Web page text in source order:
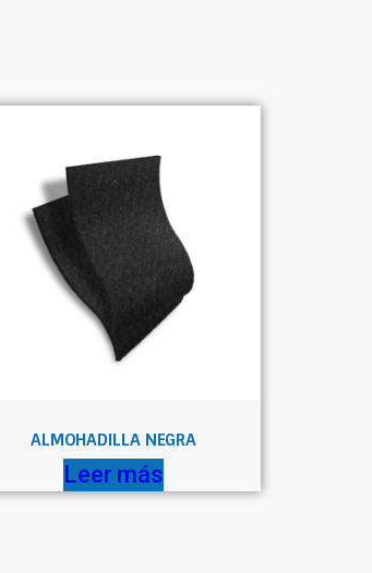
ALMOHADILLA NEGRA
Leer más